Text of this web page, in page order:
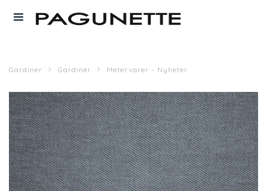
Gardiner Gardiner Metervarer - Nyheter